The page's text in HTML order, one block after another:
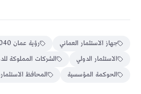
جهاز الاستثمار العماني
رؤية عمان 2040
الاستثمار الدولي
الشركات المملوكة
الحوكمة المؤسسية
المحافظ